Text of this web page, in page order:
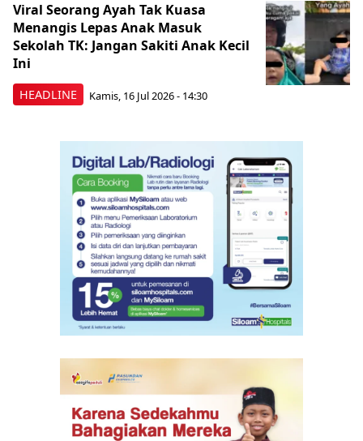
HEADLINE
Viral Seorang Ayah Tak Kuasa
Menangis Lepas Anak Masuk
Sekolah TK: Jangan Sakiti Anak Kecil
Ini
Kamis, 16 Jul 2026 - 14:30